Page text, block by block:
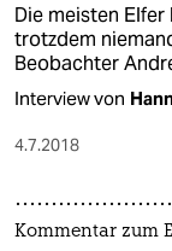
Die meisten
trotzdem
Beobachter
Interview von
4.7.2018
Kommentar zum